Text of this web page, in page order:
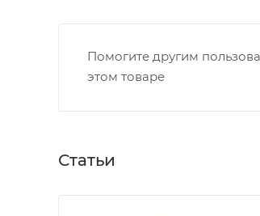
Помогите другим
этом товаре
Статьи